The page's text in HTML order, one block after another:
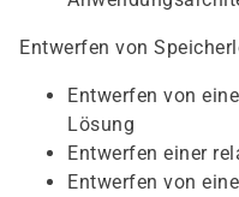
Entwerfen von
Entwerfen von
Lösung
Entwerfen einer
Entwerfen von